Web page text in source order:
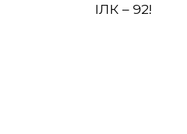
ІЛК – 92!